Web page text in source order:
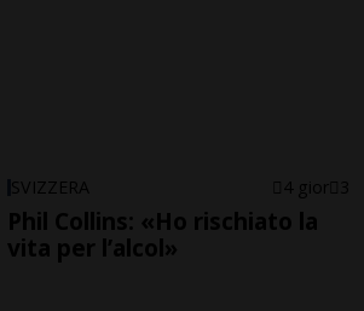
SVIZZERA 4 gior 3
Phil Collins: «Ho rischiato la
vita per l’alcol»